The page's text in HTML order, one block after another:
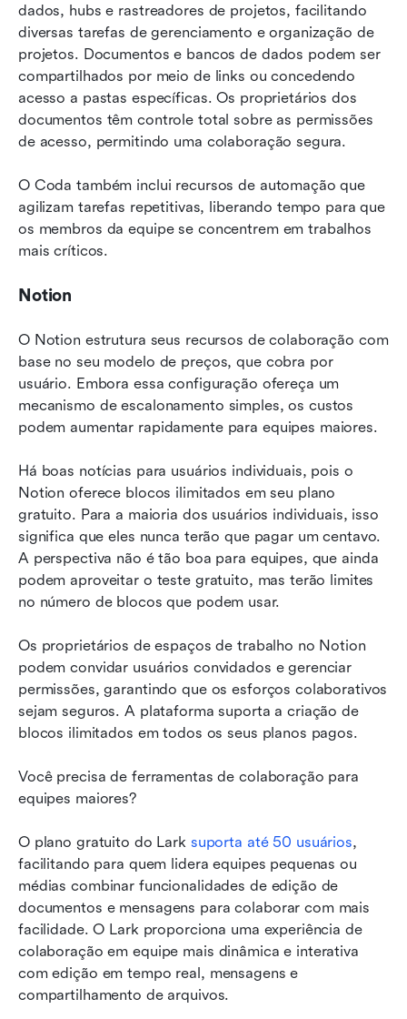
dados, hubs e rastreadores de projetos, facilitando
diversas tarefas de gerenciamento e organização de
projetos. Documentos e bancos de dados podem ser
compartilhados por meio de links ou concedendo
acesso a pastas específicas. Os proprietários dos
documentos têm controle total sobre as permissões
de acesso, permitindo uma colaboração segura.
O Coda também inclui recursos de automação que
agilizam tarefas repetitivas, liberando tempo para que
os membros da equipe se concentrem em trabalhos
mais críticos.
Notion
O Notion estrutura seus recursos de colaboração com
base no seu modelo de preços, que cobra por
usuário. Embora essa configuração ofereça um
mecanismo de escalonamento simples, os custos
podem aumentar rapidamente para equipes maiores.
Há boas notícias para usuários individuais, pois o
Notion oferece blocos ilimitados em seu plano
gratuito. Para a maioria dos usuários individuais, isso
significa que eles nunca terão que pagar um centavo.
A perspectiva não é tão boa para equipes, que ainda
podem aproveitar o teste gratuito, mas terão limites
no número de blocos que podem usar.
Os proprietários de espaços de trabalho no Notion
podem convidar usuários convidados e gerenciar
permissões, garantindo que os esforços colaborativos
sejam seguros. A plataforma suporta a criação de
blocos ilimitados em todos os seus planos pagos.
Você precisa de ferramentas de colaboração para
equipes maiores?
O plano gratuito do Lark suporta até 50 usuários,
facilitando para quem lidera equipes pequenas ou
médias combinar funcionalidades de edição de
documentos e mensagens para colaborar com mais
facilidade. O Lark proporciona uma experiência de
colaboração em equipe mais dinâmica e interativa
com edição em tempo real, mensagens e
compartilhamento de arquivos.